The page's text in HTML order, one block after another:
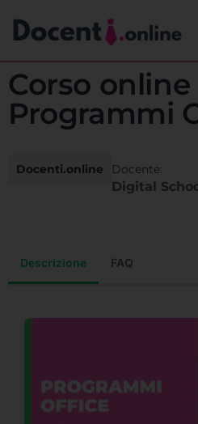
Corso online
Programmi
Docenti.online Docente:
Digital
Descrizione FAQ